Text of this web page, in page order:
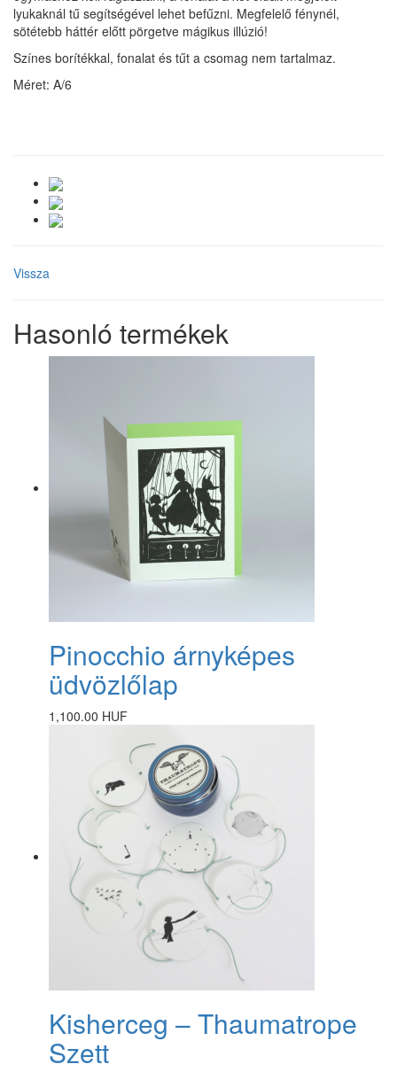
lyukaknál tű segítségével lehet befűzni. Megfelelő fénynél,
sötétebb háttér előtt pörgetve mágikus illúzió!
Színes borítékkal, fonalat és tűt a csomag nem tartalmaz.
Méret: A/6
Vissza
Hasonló termékek
Pinocchio árnyképes
üdvözlőlap
1,100.00 HUF
Kisherceg – Thaumatrope
Szett